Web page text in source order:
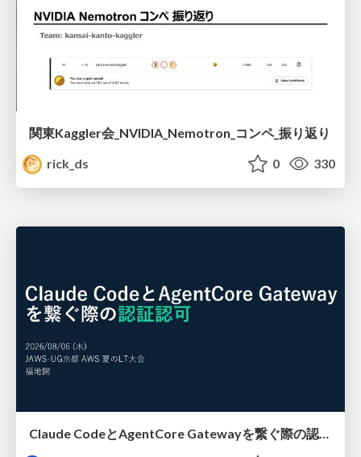
関東Kaggler会_NVIDIA_Nemotron_コンペ_振り返り
rick_ds
0 330